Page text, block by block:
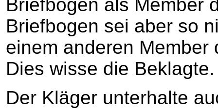
Briefbogen als Member
Briefbogen sei aber so
einem anderen
Dies wisse die Beklagte.
Der Kläger unterhalte